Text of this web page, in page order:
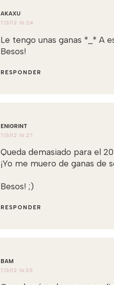
AKAXU
7/3/12 16:24
Le tengo unas ganas *_* A
Besos!
RESPONDER
ENIGRINT
7/3/12 16:27
Queda demasiado para el 20
¡Yo me muero de ganas de
Besos! ;)
RESPONDER
BAM
7/3/12 16:35